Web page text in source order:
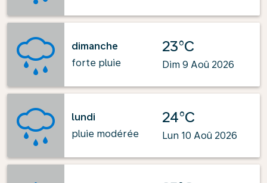
dimanche
forte pluie
23°C
Dim 9 Aoû 2026
lundi
pluie modérée
24°C
Lun 10 Aoû 2026